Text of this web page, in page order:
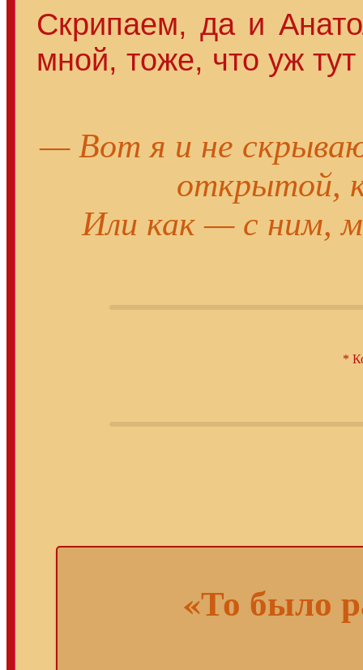
Скрипаем, да и
мной, тоже, что уж
— Вот я и не
открытой,
Или как — с ним,
*
«То было